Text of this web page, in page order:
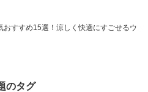
おすすめ15選！涼しく快適にすごせるウ
のタグ